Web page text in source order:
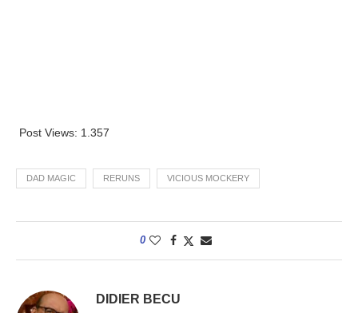
Post Views: 1.357
DAD MAGIC RERUNS VICIOUS MOCKERY
0
DIDIER BECU